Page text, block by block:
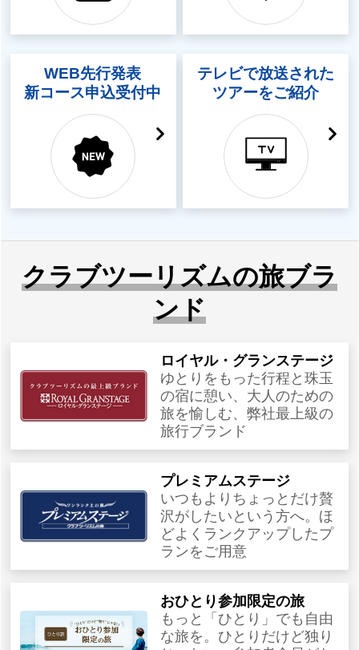
WEB先行発表
新コース申込受付中
テレビで放送された
ツアーをご紹介
クラブツーリズムの旅ブラ
ンド
ロイヤル・グランステージ
ゆとりをもった行程と珠玉
の宿に憩い、大人のための
旅を愉しむ、弊社最上級の
旅行ブランド
プレミアムステージ
いつもよりちょっとだけ贅
沢がしたいという方へ。ほ
どよくランクアップしたプ
ランをご用意
おひとり参加限定の旅
もっと「ひとり」でも自由
な旅を。ひとりだけど独り